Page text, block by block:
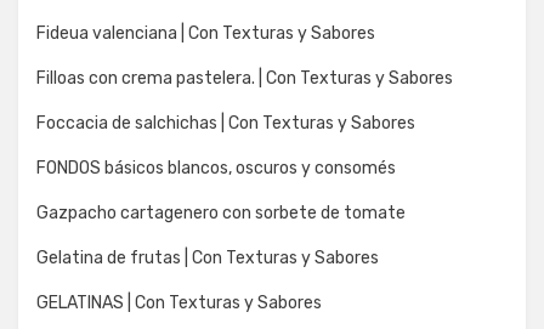
Fideua valenciana | Con Texturas y Sabores
Filloas con crema pastelera. | Con Texturas y Sabores
Foccacia de salchichas | Con Texturas y Sabores
FONDOS básicos blancos, oscuros y consomés
Gazpacho cartagenero con sorbete de tomate
Gelatina de frutas | Con Texturas y Sabores
GELATINAS | Con Texturas y Sabores